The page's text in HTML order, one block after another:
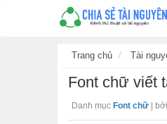
Trang chủ Tài
Font chữ viết
Danh mục Font chữ bởi